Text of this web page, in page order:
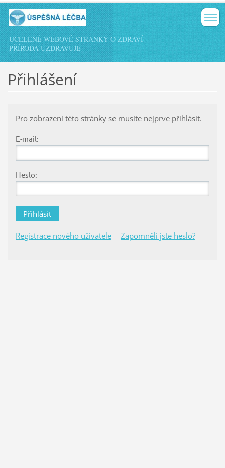
UCELENÉ WEBOVÉ STRÁNKY O ZDRAVÍ -
PŘÍRODA UZDRAVUJE
Přihlášení
Pro zobrazení této stránky se musíte nejprve přihlásit.
E-mail:
Heslo:
Registrace nového uživatele Zapomněli jste heslo?